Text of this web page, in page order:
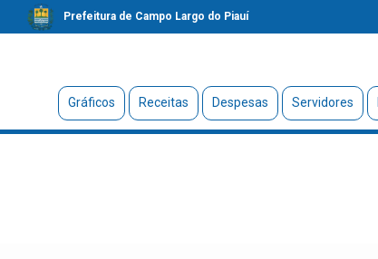
Prefeitura de Campo Largo do Piauí
Gráficos Receitas Despesas Servidores